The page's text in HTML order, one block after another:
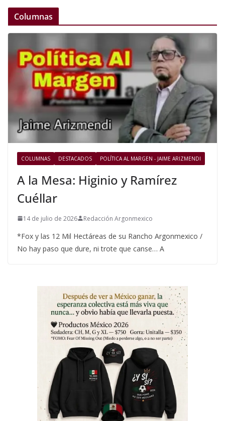
Columnas
COLUMNAS DESTACADOS POLÍTICA AL MARGEN - JAIME ARIZMENDI
A la Mesa: Higinio y Ramírez
Cuéllar
14 de julio de 2026 Redacción Argonmexico
*Fox y las 12 Mil Hectáreas de su Rancho Argonmexico /
No hay paso que dure, ni trote que canse… A